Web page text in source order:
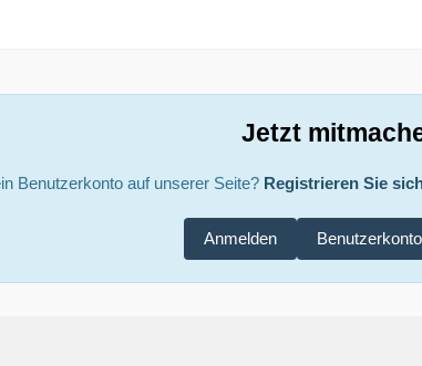
Jetzt
Benutzerkonto auf unserer Seite? Registrieren Sie
Anmelden